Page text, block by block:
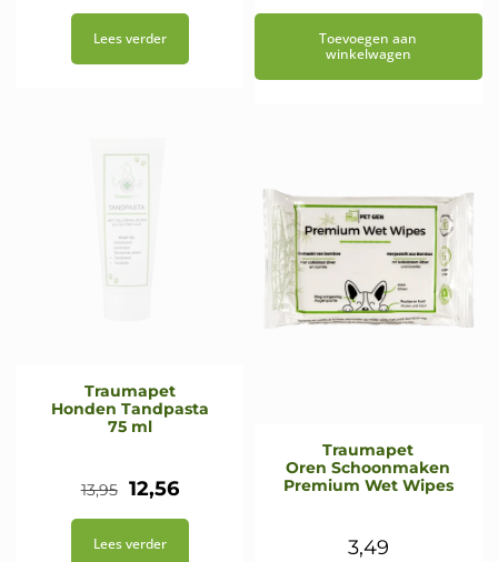
prijs prijs
is:
Lees verder
prijs
was:
prijs
Toevoegen aan
winkelwagen
Traumapet
Honden Tandpasta
75 ml
13,95 Oorspronkelijke
prijs
12,56Huidige
prijs
Lees verder
Traumapet
Oren Schoonmaken
Premium Wet Wipes
3,49